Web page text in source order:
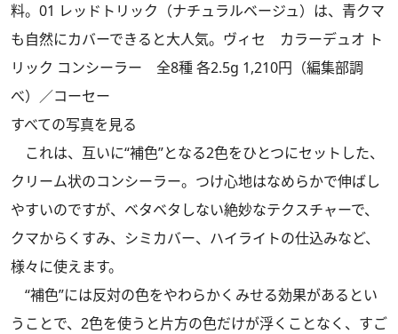
料。01 レッドトリック（ナチュラルベージュ）は、青クマ
も自然にカバーできると大人気。ヴィセ カラーデュオ ト
リック コンシーラー 全8種 各2.5g 1,210円（編集部調
べ）／コーセー
すべての写真を見る
これは、互いに“補色”となる2色をひとつにセットした、
クリーム状のコンシーラー。つけ心地はなめらかで伸ばし
やすいのですが、ベタベタしない絶妙なテクスチャーで、
クマからくすみ、シミカバー、ハイライトの仕込みなど、
様々に使えます。
“補色”には反対の色をやわらかくみせる効果があるとい
うことで、2色を使うと片方の色だけが浮くことなく、すご